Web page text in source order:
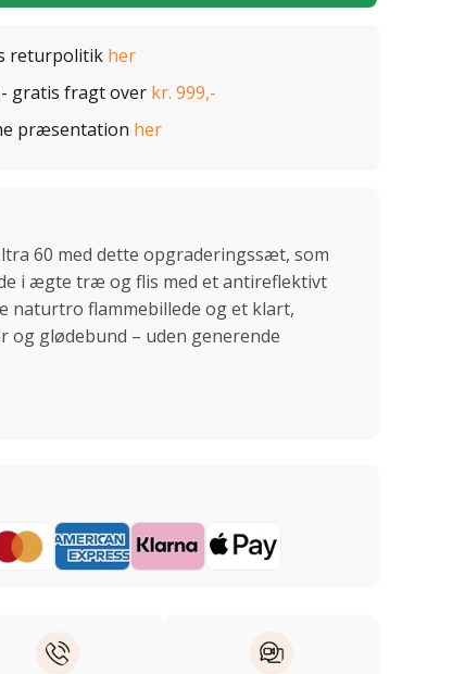
returpolitik her
- gratis fragt over kr. 999,-
præsentation her
60 med dette opgraderingssæt, som
i ægte træ og flis med et antireflektivt
naturtro flammebillede og et klart,
glødebund – uden generende